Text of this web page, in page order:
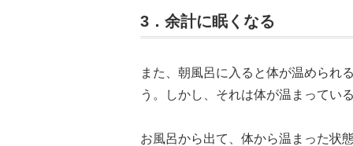
3．余計に眠くなる
また、朝風呂に入ると体が温められ
う。しかし、それは体が温まってい
お風呂から出て、体から温まった状